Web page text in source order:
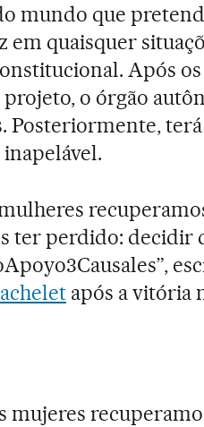
mundo que
em quaisquer
Após
projeto, o órgão
Posteriormente,
inapelável.
ter perdido: decidir
após a vitória
mujeres